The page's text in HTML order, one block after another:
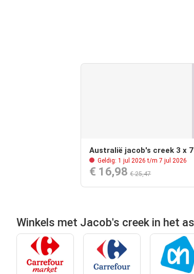
Australië jacob's creek 3 x
Geldig: 1 jul 2026 t/m 7 jul 2026
€ 16,98 € 25,47
Winkels met Jacob's creek in het